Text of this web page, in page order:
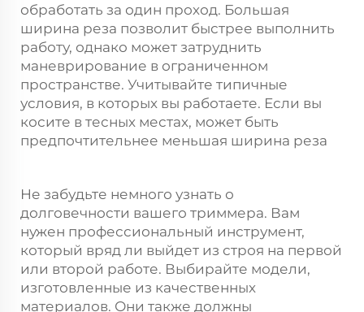
обработать за один проход. Большая
ширина реза позволит быстрее выполнить
работу, однако может затруднить
маневрирование в ограниченном
пространстве. Учитывайте типичные
условия, в которых вы работаете. Если вы
косите в тесных местах, может быть
предпочтительнее меньшая ширина реза
Не забудьте немного узнать о
долговечности вашего триммера. Вам
нужен профессиональный инструмент,
который вряд ли выйдет из строя на первой
или второй работе. Выбирайте модели,
изготовленные из качественных
материалов. Они также должны